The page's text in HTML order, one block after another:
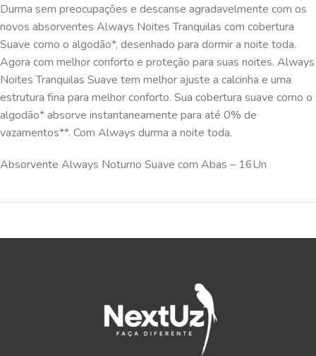
Durma sem preocupações e descanse agradavelmente com os
novos absorventes Always Noites Tranquilas com cobertura
Suave como o algodão*, desenhado para dormir a noite toda.
Agora com melhor conforto e proteção para suas noites. Always
Noites Tranquilas Suave tem melhor ajuste a calcinha e uma
estrutura fina para melhor conforto. Sua cobertura suave como o
algodão* absorve instantaneamente para até 0% de
vazamentos**. Com Always durma a noite toda.
Absorvente Always Noturno Suave com Abas – 16Un